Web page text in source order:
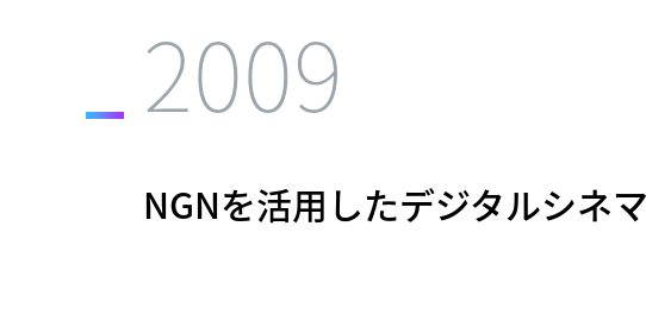
2009
NGNを活用したデジタルシネ